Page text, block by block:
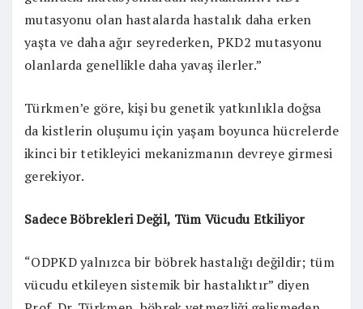
mutasyonu olan hastalarda hastalık daha erken
yaşta ve daha ağır seyrederken, PKD2 mutasyonu
olanlarda genellikle daha yavaş ilerler.”
Türkmen’e göre, kişi bu genetik yatkınlıkla doğsa
da kistlerin oluşumu için yaşam boyunca hücrelerde
ikinci bir tetikleyici mekanizmanın devreye girmesi
gerekiyor.
Sadece Böbrekleri Değil, Tüm Vücudu Etkiliyor
“ODPKD yalnızca bir böbrek hastalığı değildir; tüm
vücudu etkileyen sistemik bir hastalıktır” diyen